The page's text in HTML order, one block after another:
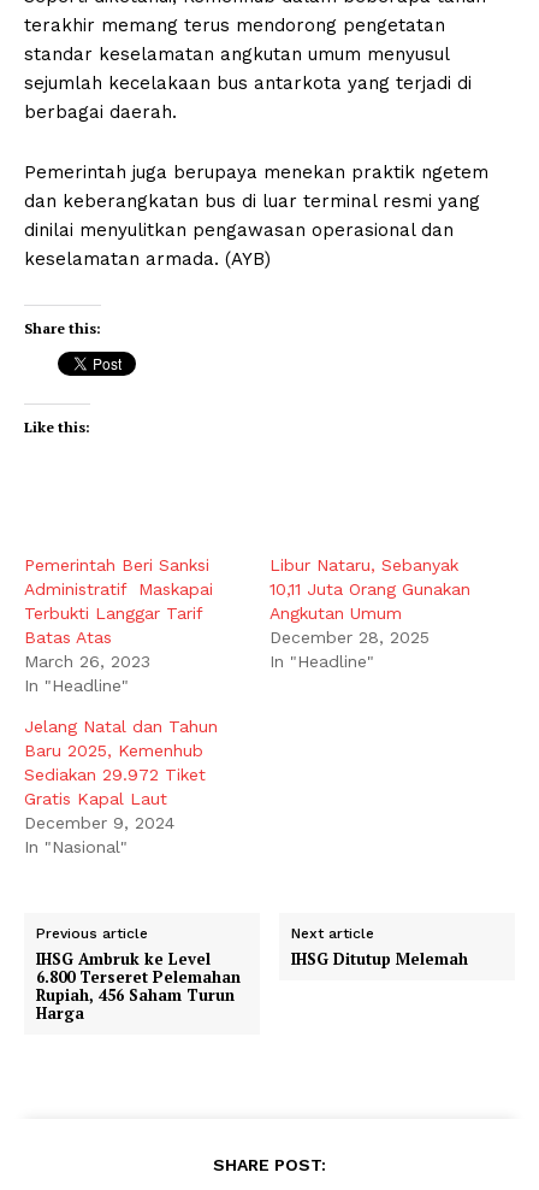
terakhir memang terus mendorong pengetatan
standar keselamatan angkutan umum menyusul
sejumlah kecelakaan bus antarkota yang terjadi di
berbagai daerah.
Pemerintah juga berupaya menekan praktik ngetem
dan keberangkatan bus di luar terminal resmi yang
dinilai menyulitkan pengawasan operasional dan
keselamatan armada. (AYB)
Share this:
Like this:
Pemerintah Beri Sanksi
Administratif Maskapai
Terbukti Langgar Tarif
Batas Atas
March 26, 2023
In "Headline"
Libur Nataru, Sebanyak
10,11 Juta Orang Gunakan
Angkutan Umum
December 28, 2025
In "Headline"
Jelang Natal dan Tahun
Baru 2025, Kemenhub
Sediakan 29.972 Tiket
Gratis Kapal Laut
December 9, 2024
In "Nasional"
Previous article
IHSG Ambruk ke Level
6.800 Terseret Pelemahan
Rupiah, 456 Saham Turun
Harga
Next article
IHSG Ditutup Melemah
SHARE POST: